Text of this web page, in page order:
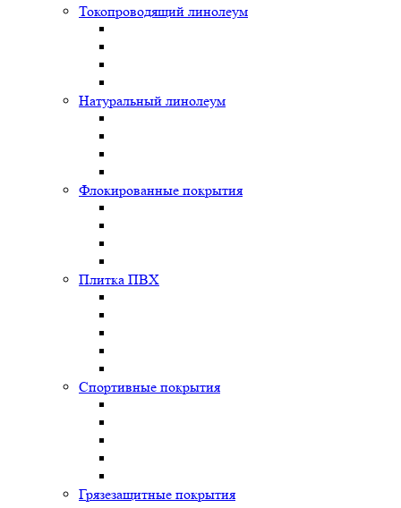
Токопроводящий линолеум
Натуральный линолеум
Флокированные покрытия
Плитка ПВХ
Спортивные покрытия
Грязезащитные покрытия